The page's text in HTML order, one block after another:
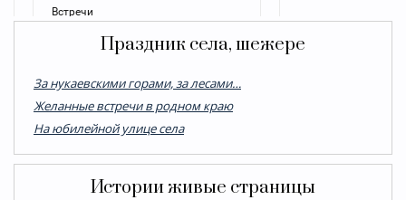
Праздник села, шежере
За нукаевскими горами, за лесами…
Желанные встречи в родном краю
На юбилейной улице села
Истории живые страницы